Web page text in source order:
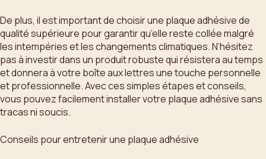
De plus, il est important de choisir une plaque adhésive de
qualité supérieure pour garantir qu’elle reste collée malgré
les intempéries et les changements climatiques. N’hésitez
pas à investir dans un produit robuste qui résistera au temps
et donnera à votre boîte aux lettres une touche personnelle
et professionnelle. Avec ces simples étapes et conseils,
vous pouvez facilement installer votre plaque adhésive sans
tracas ni soucis.
Conseils pour entretenir une plaque adhésive